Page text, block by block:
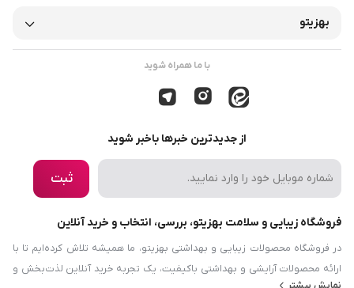
بهزیتو
با ما همراه شوید
از جدیدترین خبرها باخبر شوید
ثبت
فروشگاه زیبایی و سلامت بهزیتو، بررسی، انتخاب و خرید آنلاین
در فروشگاه محصولات زیبایی و بهداشتی بهزیتو، ما همیشه تلاش کرده‌ایم تا با
ارائه محصولات آرایشی و بهداشتی باکیفیت، یک تجربه خرید آنلاین لذت‌بخش و